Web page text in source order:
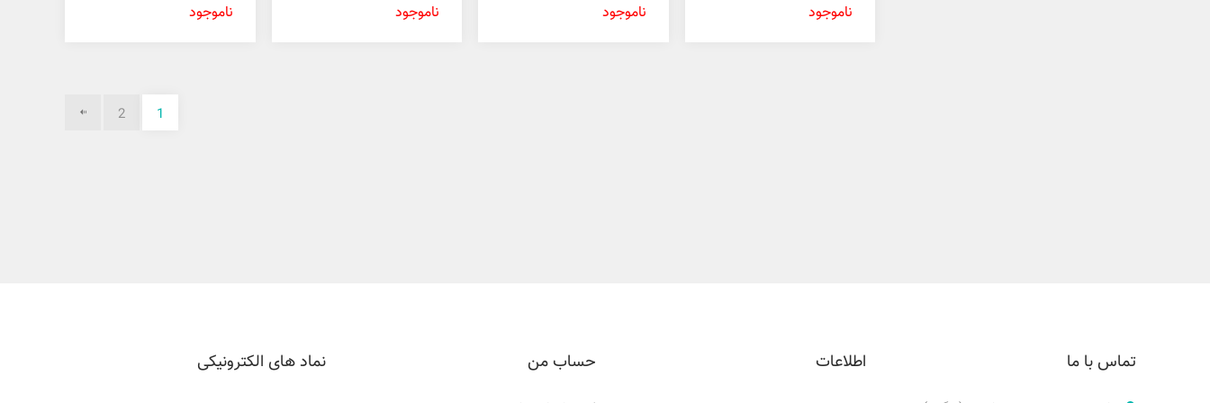
میلیتو 30 میل
ناموجود ناموجود 30 میل
ناموجود میل
ناموجود
1
2
تماس با ما اطلاعات حساب من نماد های الکترونیکی